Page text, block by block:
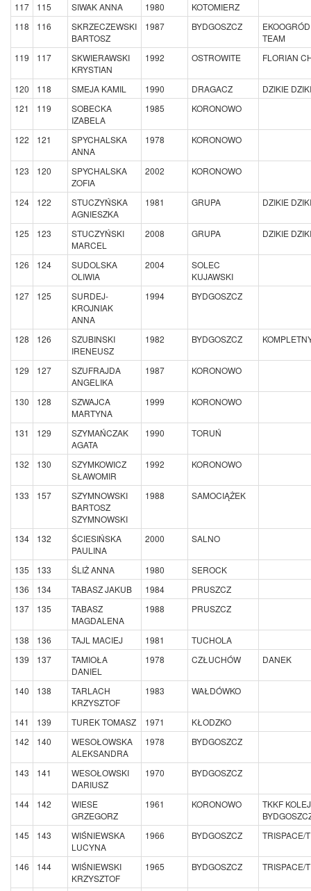
117
115 SIWAK ANNA 1980
KOTOMIERZ
118
116
SKRZECZEWSKI
BARTOSZ
1987 BYDGOSZCZ
TEAM
119
117
SKWIERAWSKI
KRYSTIAN
1992 OSTROWITE FLORIAN
120 118 SMEJA KAMIL 1990 DRAGACZ
DZIKIE DZIKI
121
119
SOBECKA
IZABELA
1985 KORONOWO
122 121
SPYCHALSKA
ANNA
1978 KORONOWO
123 120
SPYCHALSKA
ZOFIA
2002 KORONOWO
124 122
STUCZYŃSKA
AGNIESZKA
1981 GRUPA DZIKIE DZIKI
125 123
STUCZYŃSKI
MARCEL
2008 GRUPA DZIKIE DZIKI
126 124
SUDOLSKA
OLIWIA
2004
SOLEC
KUJAWSKI
127
125
SURDEJ-
KROJNIAK
ANNA
1994 BYDGOSZCZ
128 126
SZUBINSKI
IRENEUSZ
1982 BYDGOSZCZ
129 127
SZUFRAJDA
ANGELIKA
1987 KORONOWO
130 128
SZWAJCA
MARTYNA
1999 KORONOWO
131 129
SZYMAŃCZAK
AGATA
1990 TORUŃ
132 130
SZYMKOWICZ
SŁAWOMIR
1992 KORONOWO
133 157
SZYMNOWSKI
BARTOSZ
SZYMNOWSKI
1988 SAMOCIĄŻEK
134 132
ŚCIESIŃSKA
PAULINA
2000 SALNO
135 133 ŚLIŻ ANNA 1980
SEROCK
136
134 TABASZ JAKUB 1984
PRUSZCZ
137
135
TABASZ
MAGDALENA
1988 PRUSZCZ
138 136 TAJL MACIEJ 1981
TUCHOLA
139
137
TAMIOŁA
DANIEL
1978 CZŁUCHÓW DANEK
140 138
TARLACH
KRZYSZTOF
1983 WAŁDÓWKO
141 139 TUREK TOMASZ 1971
KŁODZKO
142
140
WESOŁOWSKA
ALEKSANDRA
1978 BYDGOSZCZ
143 141
WESOŁOWSKI
DARIUSZ
1970 BYDGOSZCZ
144 142
WIESE
GRZEGORZ
1961 KORONOWO
TKKF
145
143
WIŚNIEWSKA
LUCYNA
1966 BYDGOSZCZ TRISPACE/
146 144
WIŚNIEWSKI
KRZYSZTOF
1965 BYDGOSZCZ TRISPACE/